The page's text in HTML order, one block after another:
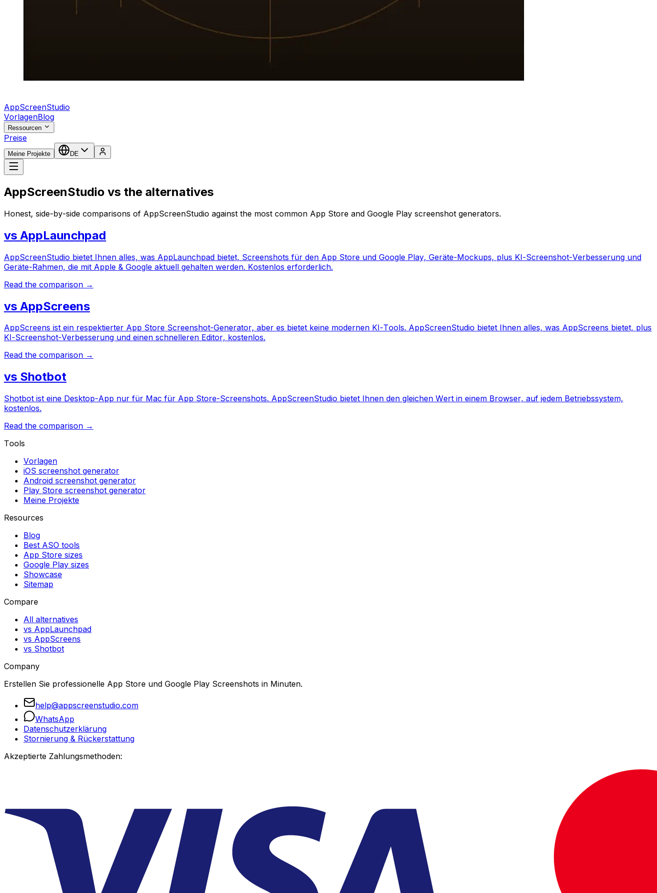
AppScreenStudio
VorlagenBlog
Ressourcen
Preise
Meine Projekte DE
AppScreenStudio vs the alternatives
Honest, side-by-side comparisons of AppScreenStudio against the most common App Store and Google Play screenshot generators.
vs AppLaunchpad
AppScreenStudio bietet Ihnen alles, was AppLaunchpad bietet, Screenshots für den App Store und Google Play, Geräte-Mockups, plus KI-Screenshot-Verbesserung und
Geräte-Rahmen, die mit Apple & Google aktuell gehalten werden. Kostenlos erforderlich.
Read the comparison →
vs AppScreens
AppScreens ist ein respektierter App Store Screenshot-Generator, aber es bietet keine modernen KI-Tools. AppScreenStudio bietet Ihnen alles, was AppScreens bietet, plus
KI-Screenshot-Verbesserung und einen schnelleren Editor, kostenlos.
Read the comparison →
vs Shotbot
Shotbot ist eine Desktop-App nur für Mac für App Store-Screenshots. AppScreenStudio bietet Ihnen den gleichen Wert in einem Browser, auf jedem Betriebssystem,
kostenlos.
Read the comparison →
Tools
Vorlagen
iOS screenshot generator
Android screenshot generator
Play Store screenshot generator
Meine Projekte
Resources
Blog
Best ASO tools
App Store sizes
Google Play sizes
Showcase
Sitemap
Compare
All alternatives
vs AppLaunchpad
vs AppScreens
vs Shotbot
Company
Erstellen Sie professionelle App Store und Google Play Screenshots in Minuten.
help@appscreenstudio.com
WhatsApp
Datenschutzerklärung
Stornierung & Rückerstattung
Akzeptierte Zahlungsmethoden: